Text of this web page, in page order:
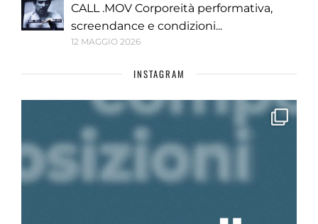
CALL .MOV Corporeità performativa,
screendance e condizioni...
12 MAGGIO 2026
INSTAGRAM